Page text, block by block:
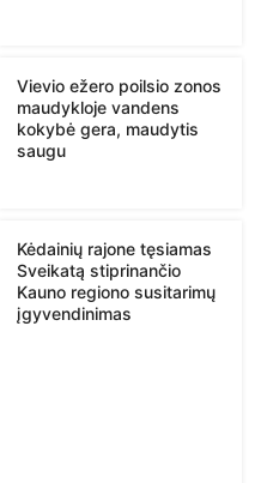
Vievio ežero poilsio zonos
maudykloje vandens
kokybė gera, maudytis
saugu
Kėdainių rajone tęsiamas
Sveikatą stiprinančio
Kauno regiono susitarimų
įgyvendinimas